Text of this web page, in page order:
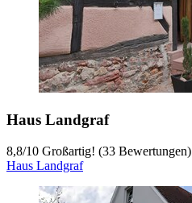
Haus Landgraf
8,8/10 Großartig! (33 Bewertungen)
Haus Landgraf